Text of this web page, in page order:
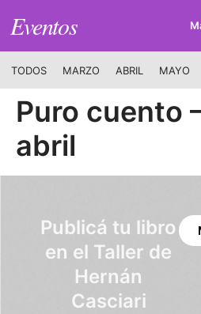
Eventos
TODOS MARZO ABRIL MAYO
Puro cuento
abril
Publicá tu libro
en el Taller de
Hernán
Casciari